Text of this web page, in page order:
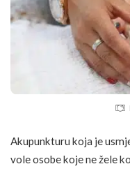
Akupunkturu koja je
vole osobe koje ne žele